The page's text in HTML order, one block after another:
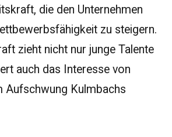
die den Unternehmen
zu steigern.
zieht nicht nur junge Talente
auch das Interesse von
Aufschwung Kulmbachs